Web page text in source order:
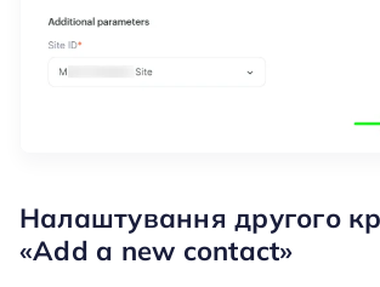
Налаштування другого
«Add a new contact»